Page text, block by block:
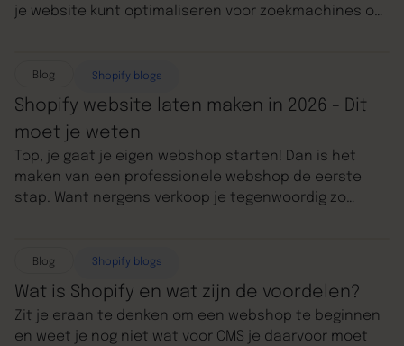
je website kunt optimaliseren voor zoekmachines om
website, dus lees vooral verder.
Blog Shopify blogs
Shopify website laten maken in 2026 - Dit
moet je weten
Top, je gaat je eigen webshop starten! Dan is het
maken van een professionele webshop de eerste
stap. Want nergens verkoop je tegenwoordig zo
ondernemers die een succesvolle online winkel willen
runnen. Wat Shopify te bieden heeft, Shopify kosten,
hoe je een Shopify website kunt laten maken en waar
je op moet letten lees je hier.
Blog Shopify blogs
Wat is Shopify en wat zijn de voordelen?
Zit je eraan te denken om een webshop te beginnen
en weet je nog niet wat voor CMS je daarvoor moet